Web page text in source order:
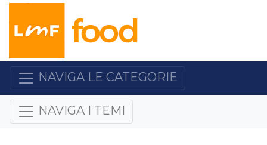
NAVIGA LE CATEGORIE
NAVIGA I TEMI